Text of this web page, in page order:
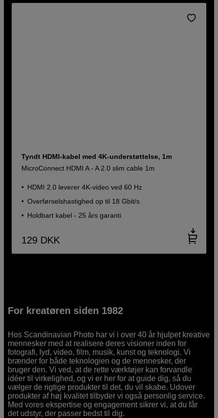
Tyndt HDMI-kabel med 4K-understøttelse, 1m
MicroConnect HDMI A - A 2.0 slim cable 1m
HDMI 2.0 leverer 4K-video ved 60 Hz
Overførselshastighed op til 18 Gbit/s
Holdbart kabel - 25 års garanti
129 DKK
For kreatøren siden 1982
Hos Scandinavian Photo har vi i over 40 år hjulpet kreative
mennesker med at realisere deres visioner inden for
fotografi, lyd, video, film, musik, kunst og teknologi. Vi
brænder for både teknologien og de mennesker, der
bruger den. Vi ved, at de rette værktøjer kan forvandle
idéer til virkelighed, og vi er her for at guide dig, så du
vælger de rigtige produkter til det, du vil skabe. Udover
produkter af høj kvalitet tilbyder vi også personlig service.
Med vores ekspertise og engagement sikrer vi, at du får
det udstyr, der passer bedst til dig.